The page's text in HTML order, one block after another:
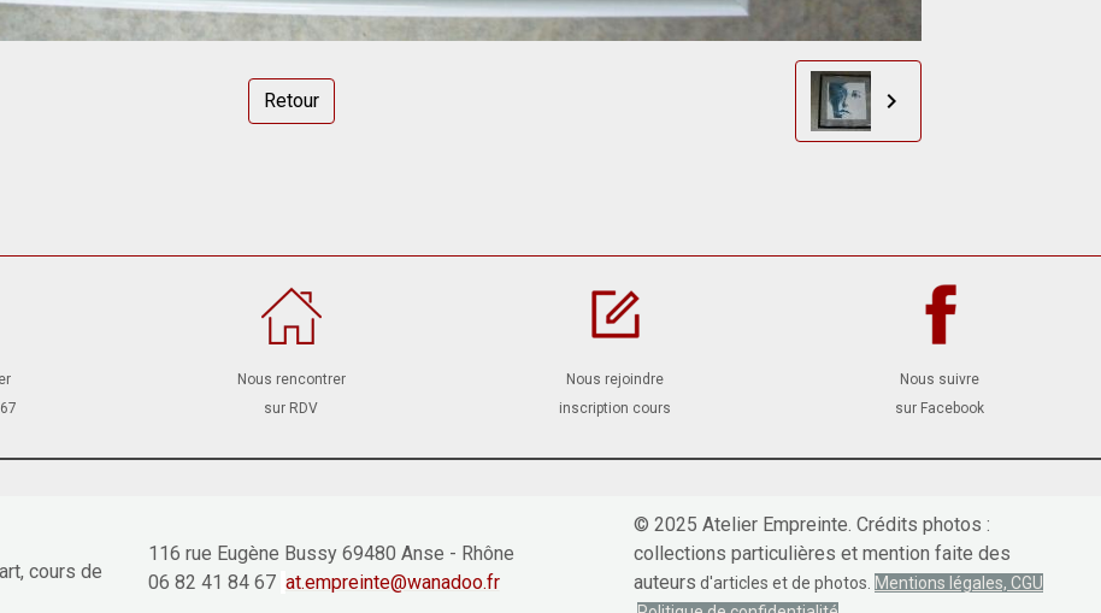
Retour
Nous rencontrer
sur RDV
Nous rejoindre
inscription cours
Nous suivre
sur Facebook
cours de
116 rue Eugène Bussy 69480 Anse - Rhône
06 82 41 84 67 at.empreinte@wanadoo.fr
© 2025 Atelier Empreinte. Crédits photos :
collections particulières et mention faite des
auteurs d'articles et de photos. Mentions légales, CGU